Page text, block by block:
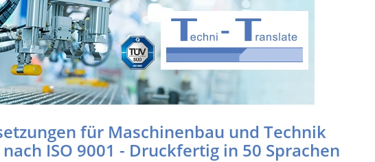
für Maschinenbau und Technik
ISO 9001 - Druckfertig in 50 Sprachen